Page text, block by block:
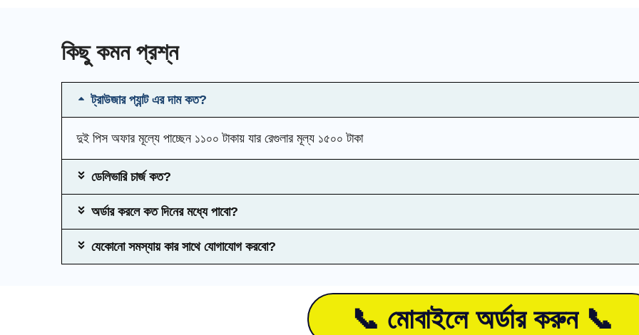
কিছু কমন প্রশ্ন
ট্রাউজার প্যান্ট এর দাম কত?
দুই পিস অফার মূল্যে পাচ্ছেন ১১০০ টাকায় যার রেগুলার মূল্য ১৫০০ টাকা
ডেলিভারি চার্জ কত?
অর্ডার করলে কত দিনের মধ্যে পাবো?
যেকোনো সমস্যায় কার সাথে যোগাযোগ করবো?
📞 মোবাইলে অর্ডার করুন 📞